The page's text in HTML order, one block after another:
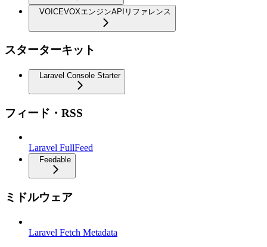
VOICEVOXエンジンAPIリファレンス
スターターキット
Laravel Console Starter
フィード・RSS
Laravel FullFeed
Feedable
ミドルウェア
Laravel Fetch Metadata